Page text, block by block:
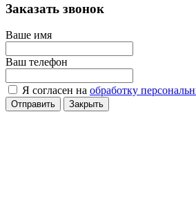
Заказать звонок
Ваше имя
Ваш телефон
Я согласен на обработку
Отправить Закрыть